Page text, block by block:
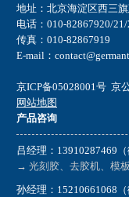
地址：北京海淀区西三
电话：010-82867920/21/
传真：010-82867919
E-mail：
京ICP备05028001号 京
网站地图
产品咨询
吕经理：13910287469（
→ 光刻胶、去胶机、模板
孙经理：15210661068（